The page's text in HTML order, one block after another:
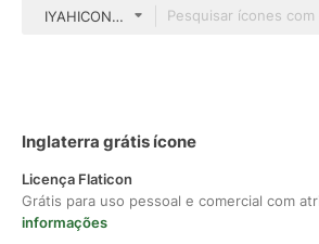
IYAHICON Outline Color
Inglaterra grátis ícone
Licença Flaticon
Grátis para uso pessoal e comercial com
informações